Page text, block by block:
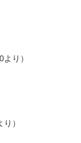
り）
）